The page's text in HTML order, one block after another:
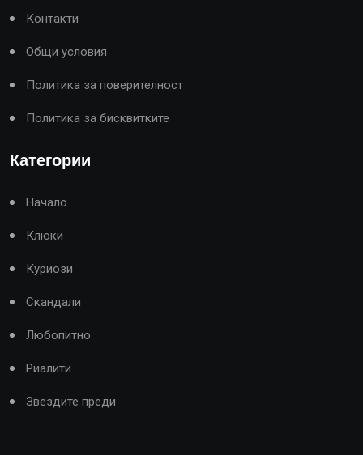
Контакти
Общи условия
Политика за поверителност
Политика за бисквитките
Категории
Начало
Клюки
Куриози
Скандали
Любопитно
Риалити
Звездите преди